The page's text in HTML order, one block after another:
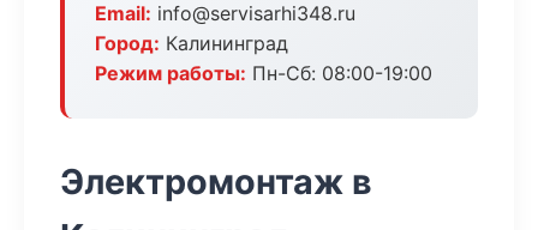
Email: info@servisarhi348.ru
Город: Калининград
Режим работы: Пн-Сб: 08:00-19:00
Электромонтаж в